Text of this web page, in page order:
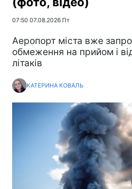
07:50 07.08.2026 Пт
Аеропорт міста вже
обмеження на прийом і
літаків
КАТЕРИНА КОВАЛЬ